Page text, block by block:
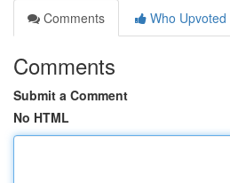
Comments
Who Upvoted
Comments
Submit a Comment
No HTML